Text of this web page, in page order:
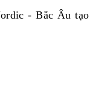
- Bắc Âu tạo